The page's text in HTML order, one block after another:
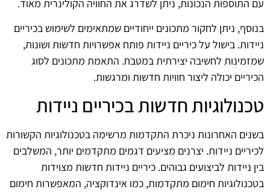
עם התוספות הנכונות, ניתן לשדרג את החוויה הקולינרית מאוד.
בנוסף, ניתן לחקור מתכונים ייחודיים שמתאימים לשימוש בכיריים
ניידות. בישול על כיריים ניידות פותח אפשרויות חדשות ושונות,
שמזמינות לחשיבה יצירתית במטבח. התאמת מתכונים לסוג
הכיריים יכולה ליצור חוויות חדשות ומרגשות.
טכנולוגיות חדשות בכיריים ניידות
בשנים האחרונות ניכרת התקדמות מרשימה בטכנולוגיות הקשורות
לכיריים ניידות. יצרנים מציעים דגמים מתקדמים יותר, המשלבים
בין ניידות לביצועים גבוהים. כיריים ניידות חדשות מצוידות
בטכנולוגיות חימום מתקדמות, כמו אינדוקציה, המאפשרות חימום